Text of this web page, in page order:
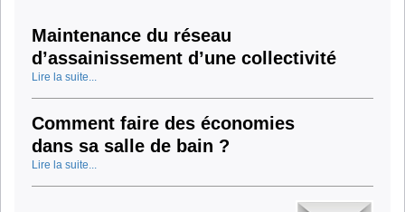
Maintenance du réseau
d’assainissement d’une collectivité
Lire la suite...
Comment faire des économies
dans sa salle de bain ?
Lire la suite...